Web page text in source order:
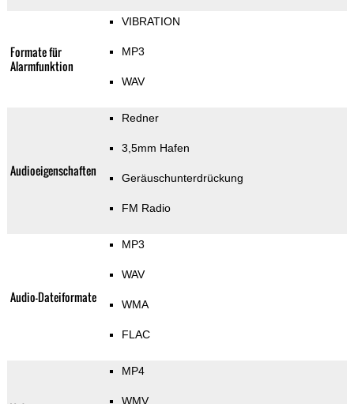
Formate für
Alarmfunktion
VIBRATION
MP3
WAV
Audioeigenschaften
Redner
3,5mm Hafen
Geräuschunterdrückung
FM Radio
Audio-Dateiformate
MP3
WAV
WMA
FLAC
MP4
WMV